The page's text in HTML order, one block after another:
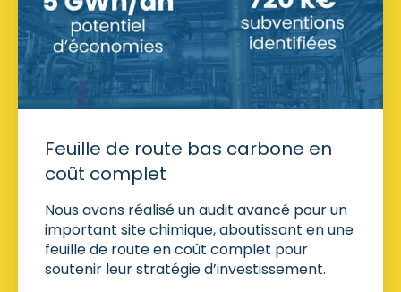
Feuille de route bas carbone en
coût complet
Nous avons réalisé un audit avancé pour un
important site chimique, aboutissant en une
feuille de route en coût complet pour
soutenir leur stratégie d’investissement.